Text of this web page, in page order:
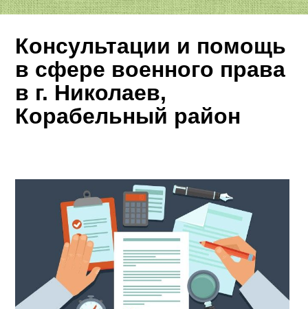
Консультации и помощь
в сфере военного права
в г. Николаев,
Корабельный район